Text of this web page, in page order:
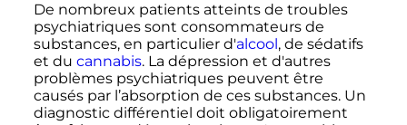
De nombreux patients atteints de troubles
psychiatriques sont consommateurs de
substances, en particulier d'alcool, de sédatifs
et du cannabis. La dépression et d'autres
problèmes psychiatriques peuvent être
causés par l’absorption de ces substances. Un
diagnostic différentiel doit obligatoirement